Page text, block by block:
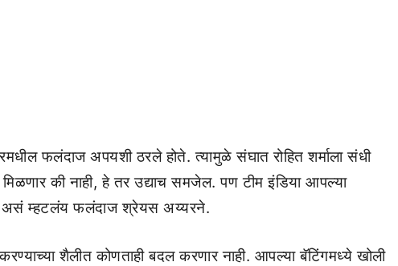
फलंदाज अपयशी ठरले होते. त्यामुळे संघात रोहित शर्माला संधी
की नाही, हे तर उद्याच समजेल. पण टीम इंडिया आपल्या
असं म्हटलंय फलंदाज श्रेयस अय्यरने.
शैलीत कोणताही बदल करणार नाही. आपल्या बॅटिंगमध्ये खोली